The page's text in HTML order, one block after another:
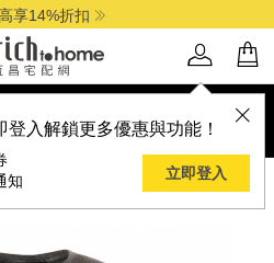
享14%折扣
登入解鎖更多優惠與功能！
知
立即登入
品牌選單